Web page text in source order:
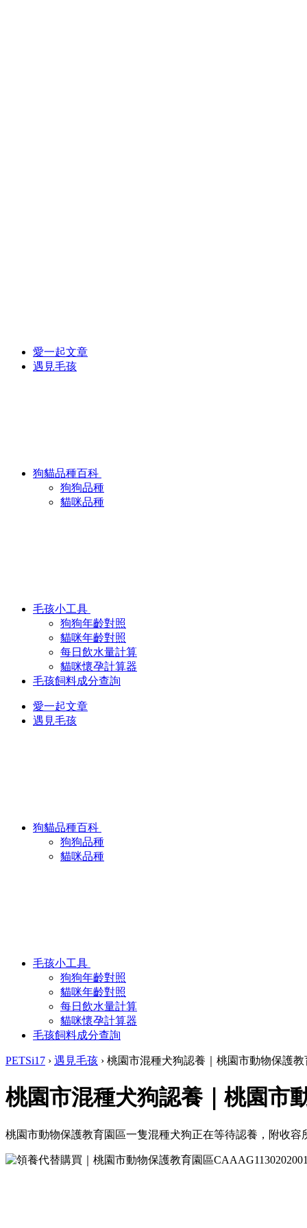
愛一起文章
遇見毛孩
狗貓品種百科
狗狗品種
貓咪品種
毛孩小工具
狗狗年齡對照
貓咪年齡對照
每日飲水量計算
貓咪懷孕計算器
毛孩飼料成分查詢
愛一起文章
遇見毛孩
狗貓品種百科
狗狗品種
貓咪品種
毛孩小工具
狗狗年齡對照
貓咪年齡對照
每日飲水量計算
貓咪懷孕計算器
毛孩飼料成分查詢
PETSi17 › 遇見毛孩 › 桃園市混種犬狗認養｜桃園市動物保護教
桃園市混種犬狗認養｜桃園市
桃園市動物保護教育園區一隻混種犬狗正在等待認養，附收容